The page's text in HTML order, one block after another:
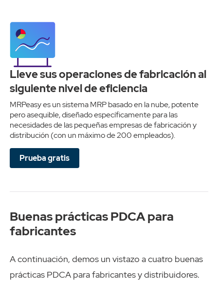
Lleve sus operaciones de fabricación al
siguiente nivel de eficiencia
MRPeasy es un sistema MRP basado en la nube, potente
pero asequible, diseñado específicamente para las
necesidades de las pequeñas empresas de fabricación y
distribución (con un máximo de 200 empleados).
Prueba gratis
Buenas prácticas PDCA para
fabricantes
A continuación, demos un vistazo a cuatro buenas
prácticas PDCA para fabricantes y distribuidores.